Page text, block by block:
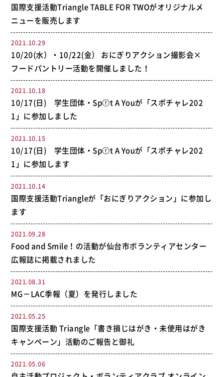
国際支援活動Triangle TABLE FOR TWOがオリジナルメ
ニューを販売します
2021.10.29
10/20(水）・10/22(金） おにぎりアクション撮影会×
フードパントリー活動を開催しました！
2021.10.18
10/17(日) 学生団体・Spⓡt A Youが「スポチャレ202
1」に参加しました
2021.10.15
10/17(日) 学生団体・Spⓡt A Youが「スポチャレ202
1」に参加します
2021.10.14
国際支援活動Triangleが「おにぎりアクション」に参加し
ます
2021.09.28
Food and Smile！の活動が仙台市ボランティアセンター
広報誌に掲載されました
2021.08.31
MG－LAC季報（夏）を発行しました
2021.05.25
国際支援活動 Triangle「書き損じはがき・未使用はがき
キャンペーン」活動のご報告と御礼
2021.05.06